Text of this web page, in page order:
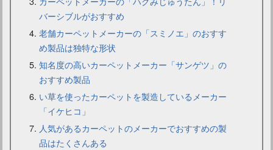
バーシブルがおすすめ
老舗カーペットメーカーの「スミノエ」のおすす
め製品は独特な形状
知名度の高いカーペットメーカー「サンゲツ」の
おすすめ製品
い草を使ったカーペットを製造しているメーカー
「イケヒコ」
人気があるカーペットのメーカーでおすすめの製
品はたくさんある